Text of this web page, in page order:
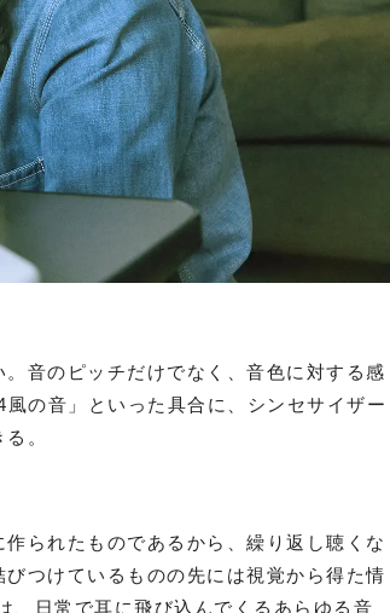
音のピッチだけでなく、音色に対する感
の音」といった具合に、シンセサイザー
。
られたものであるから、繰り返し聴くな
つけているものの先には視覚から得た情
、日常で耳に飛び込んでくるあらゆる音